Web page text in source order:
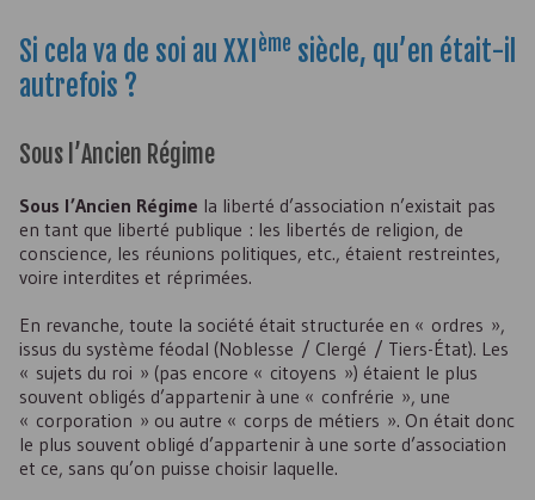
Si cela va de soi au XXI ème siècle, qu’en était-il
autrefois ?
Sous l’Ancien Régime
Sous l’Ancien Régime la liberté d’association n’existait pas
en tant que liberté publique : les libertés de religion, de
conscience, les réunions politiques, etc., étaient restreintes,
voire interdites et réprimées.
En revanche, toute la société était structurée en « ordres »,
issus du système féodal (Noblesse / Clergé / Tiers-État). Les
« sujets du roi » (pas encore « citoyens ») étaient le plus
souvent obligés d’appartenir à une « confrérie », une
« corporation » ou autre « corps de métiers ». On était donc
le plus souvent obligé d’appartenir à une sorte d’association
et ce, sans qu’on puisse choisir laquelle.